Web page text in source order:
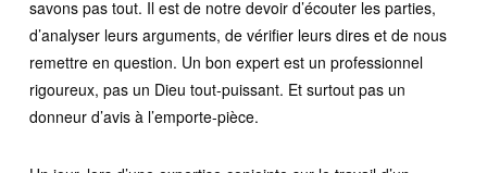
savons pas tout. Il est de notre devoir d’écouter les parties,
d’analyser leurs arguments, de vérifier leurs dires et de nous
remettre en question. Un bon expert est un professionnel
rigoureux, pas un Dieu tout-puissant. Et surtout pas un
donneur d’avis à l’emporte-pièce.